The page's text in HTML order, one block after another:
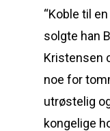
“Koble til
solgte han
Kristensen
noe for
utrøstelig
kongelige